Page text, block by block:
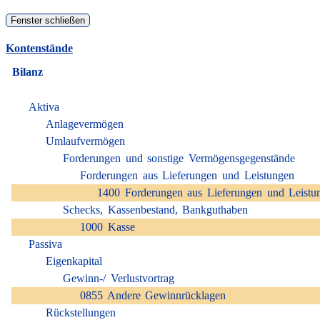
Kontenstände
Bilanz
Aktiva
Anlagevermögen
Umlaufvermögen
Forderungen und sonstige Vermögensgegenstände
Forderungen aus Lieferungen und Leistungen
1400 Forderungen aus Lieferungen und
Schecks, Kassenbestand, Bankguthaben
1000 Kasse
Passiva
Eigenkapital
Gewinn-/ Verlustvortrag
0855 Andere Gewinnrücklagen
Rückstellungen